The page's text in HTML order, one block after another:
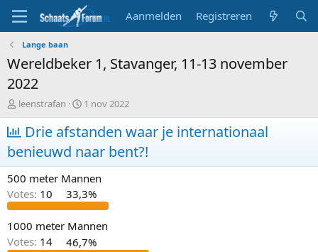
Aanmelden Registreren
Lange baan
Wereldbeker 1, Stavanger, 11-13 november
2022
T
o
p
i
c
s
t
a
r
e
r
leenstrafan
S
t
a
r
t
d
a
t
u
1 nov 2022
Drie afstanden waar je internationaal
benieuwd naar bent?!
500 meter Mannen
Votes: 10 33,3%
1000 meter Mannen
Votes: 14 46,7%